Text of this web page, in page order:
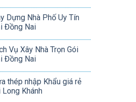
Dựng Nhà Phố Uy Tín
Đồng Nai
Vụ Xây Nhà Trọn Gói
Đồng Nai
thép nhập Khẩu giá rẻ
Long Khánh